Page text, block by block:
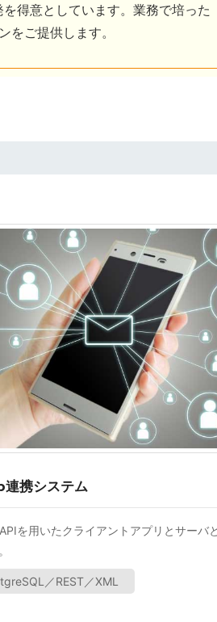
得意としています。業務で培った
をご提供します。
携システム
を用いたクライアントアプリとサーバ
／REST／XML